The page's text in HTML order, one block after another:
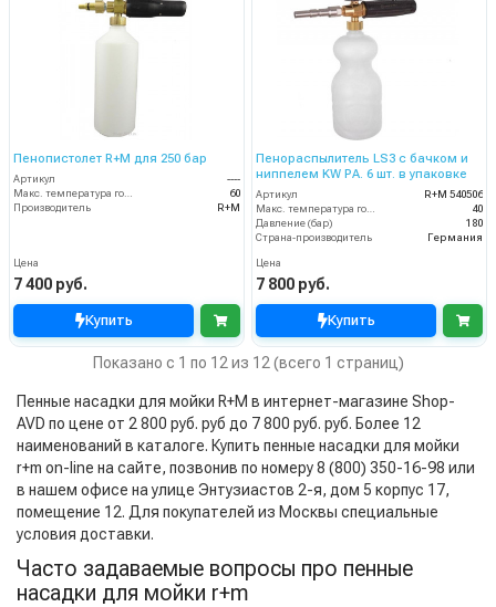
Пенопистолет R+M для 250 бар
Артикул
----
60
Производитель
R+M
Цена
7 400 руб.
Купить
Пенораспылитель LS3 с бачком и
ниппелем KW PA. 6 шт. в упаковке
Артикул
R+M 540506
40
Давление (бар)
180
Страна-производитель
Германия
Цена
7 800 руб.
Купить
Показано с 1 по 12 из 12 (всего 1 страниц)
Пенные насадки для мойки R+M в интернет-магазине Shop-
AVD по цене от 2 800 руб. руб до 7 800 руб. руб. Более 12
наименований в каталоге. Купить пенные насадки для мойки
r+m on-line на сайте, позвонив по номеру 8 (800) 350-16-98 или
в нашем офисе на улице Энтузиастов 2-я, дом 5 корпус 17,
помещение 12. Для покупателей из Москвы специальные
условия доставки.
Часто задаваемые вопросы про пенные
насадки для мойки r+m